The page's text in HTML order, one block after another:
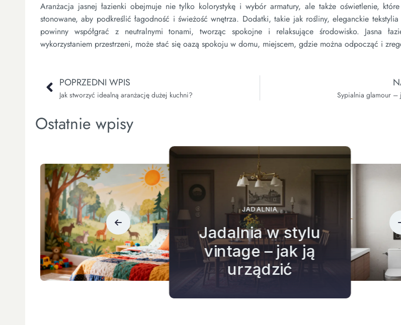
Aranżacja jasnej łazienki obejmuje nie tylko kolorystykę i wybór armatury, ale także oświetlenie,
stonowane, aby podkreślić łagodność i świeżość wnętrza. Dodatki, takie jak rośliny, eleganckie
powinny współgrać z neutralnymi tonami, tworząc spokojne i relaksujące środowisko. Jasna
wykorzystaniem przestrzeni, może stać się oazą spokoju w domu, miejscem, gdzie można odpocząć i
POPRZEDNI WPIS
Jak stworzyć idealną aranżację dużej kuchni? Sypialnia glamour –
Ostatnie wpisy
ŁAZIENKA
Plakaty do łazienki
– czy warto
włączać je do
aranżacji?